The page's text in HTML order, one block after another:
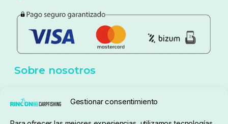
Gestionar consentimiento
Sobre nosotros